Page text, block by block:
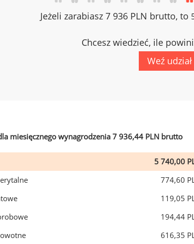
Jeżeli zarabiasz 7 936 PLN brutto, to
Chcesz wiedzieć, ile
Weź
miesięcznego wynagrodzenia 7 936,44 PLN brutto
5 740,00
774,60
119,05
194,44
616,35